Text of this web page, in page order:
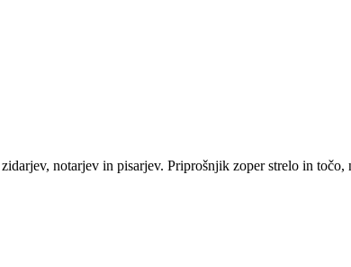
notarjev in pisarjev. Priprošnjik zoper strelo in točo,